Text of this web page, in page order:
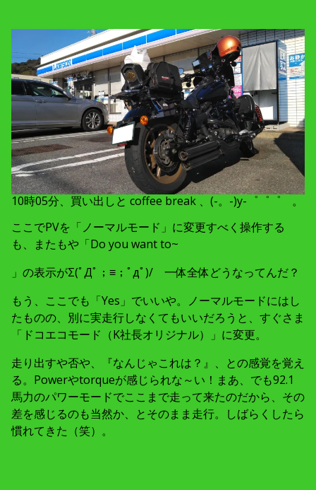
10時05分、買い出しと coffee break 、(-。-)y-゜゜゜ 。
ここでPVを「ノーマルモード」に変更すべく操作する
も、またもや「Do you want to~
」の表示がΣ(ﾟДﾟ；≡；ﾟдﾟ)/ 一体全体どうなってんだ？
もう、ここでも「Yes」でいいや。ノーマルモードにはし
たものの、別に実走行しなくてもいいだろうと、すぐさま
「ドコエコモード（K社長オリジナル）」に変更。
走り出すや否や、『なんじゃこれは？』、との感覚を覚え
る。Powerやtorqueが感じられな～い！まあ、でも92.1
馬力のパワーモードでここまで走って来たのだから、その
差を感じるのも当然か、とそのまま走行。しばらくしたら
慣れてきた（笑）。